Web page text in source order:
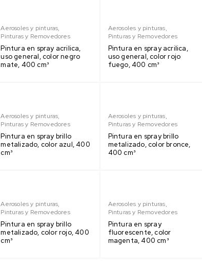
Aerosoles y pinturas,
Pinturas y Removedores
Pintura en spray acrilica,
uso general, color negro
mate, 400 cm³
Aerosoles y pinturas,
Pinturas y Removedores
Pintura en spray acrilica,
uso general, color rojo
fuego, 400 cm³
Aerosoles y pinturas,
Pinturas y Removedores
Pintura en spray brillo
metalizado, color azul, 400
cm³
Aerosoles y pinturas,
Pinturas y Removedores
Pintura en spray brillo
metalizado, color bronce,
400 cm³
Aerosoles y pinturas,
Pinturas y Removedores
Pintura en spray brillo
metalizado, color rojo, 400
cm³
Aerosoles y pinturas,
Pinturas y Removedores
Pintura en spray
fluorescente, color
magenta, 400 cm³